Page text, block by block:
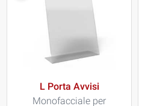
L Porta Avvisi
Monofacciale per